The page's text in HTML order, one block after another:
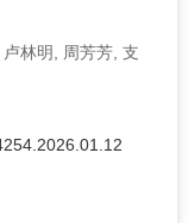
林明, 周芳芳, 支